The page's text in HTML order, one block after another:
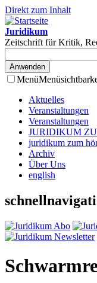
Direkt zum Inhalt
Juridikum
Zeitschrift für Kritik,
Menü
Aktuelles
Veranstaltungen
Veranstaltungen
JURIDIKUM
juridikum zum
Archiv
Über Uns
english